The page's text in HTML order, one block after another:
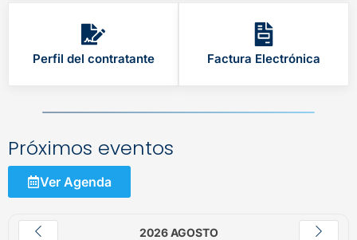
Perfil del contratante Factura Electrónica
Próximos eventos
Ver Agenda
2026 AGOSTO